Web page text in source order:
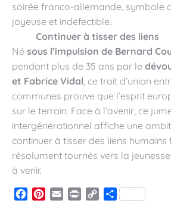
soirée franco-allemande, symbole
joyeuse et indéfectible.
Continuer à tisser des liens
Né sous l’impulsion de Bernard
pendant plus de 35 ans par le
et Fabrice Vidal, ce trait d’union
communes prouve que l’esprit
sur le terrain. Face à l’avenir, ce
intergénérationnel affiche une
continuer à tisser des liens humains
résolument tournés vers la
à venir.
Facebook
Pinterest
Email Print
CopyPartager